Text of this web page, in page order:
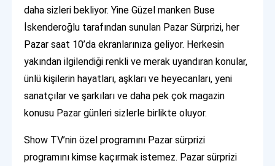
daha sizleri bekliyor. Yine Güzel manken Buse
İskenderoğlu tarafından sunulan Pazar Sürprizi, her
Pazar saat 10’da ekranlarınıza geliyor. Herkesin
yakından ilgilendiği renkli ve merak uyandıran konular,
ünlü kişilerin hayatları, aşkları ve heyecanları, yeni
sanatçılar ve şarkıları ve daha pek çok magazin
konusu Pazar günleri sizlerle birlikte oluyor.
Show TV’nin özel programını Pazar sürprizi
programını kimse kaçırmak istemez. Pazar sürprizi